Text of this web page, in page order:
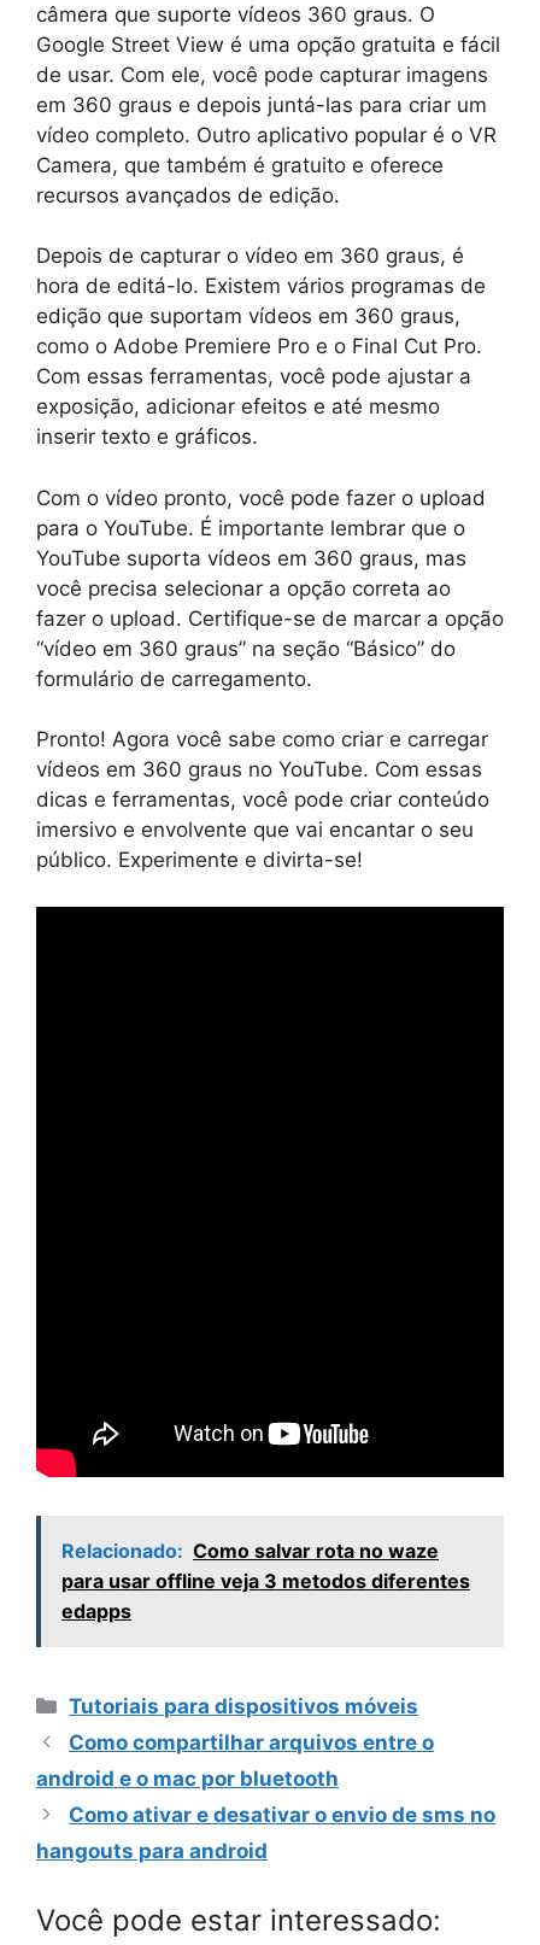
câmera que suporte vídeos 360 graus. O
Google Street View é uma opção gratuita e fácil
de usar. Com ele, você pode capturar imagens
em 360 graus e depois juntá-las para criar um
vídeo completo. Outro aplicativo popular é o VR
Camera, que também é gratuito e oferece
recursos avançados de edição.
Depois de capturar o vídeo em 360 graus, é
hora de editá-lo. Existem vários programas de
edição que suportam vídeos em 360 graus,
como o Adobe Premiere Pro e o Final Cut Pro.
Com essas ferramentas, você pode ajustar a
exposição, adicionar efeitos e até mesmo
inserir texto e gráficos.
Com o vídeo pronto, você pode fazer o upload
para o YouTube. É importante lembrar que o
YouTube suporta vídeos em 360 graus, mas
você precisa selecionar a opção correta ao
fazer o upload. Certifique-se de marcar a opção
“vídeo em 360 graus” na seção “Básico” do
formulário de carregamento.
Pronto! Agora você sabe como criar e carregar
vídeos em 360 graus no YouTube. Com essas
dicas e ferramentas, você pode criar conteúdo
imersivo e envolvente que vai encantar o seu
público. Experimente e divirta-se!
Relacionado: Como salvar rota no waze
para usar offline veja 3 metodos diferentes
edapps
Categorias
Tutoriais para dispositivos móveis
Como compartilhar arquivos entre o
android e o mac por bluetooth
Como ativar e desativar o envio de sms no
hangouts para android
Você pode estar interessado: